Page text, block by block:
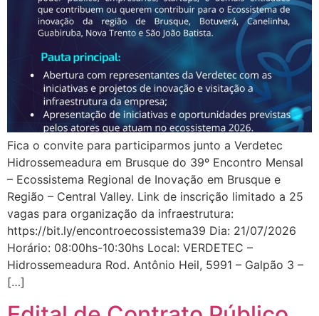
Fica o convite para participarmos junto a Verdetec
Hidrossemeadura em Brusque do 39º Encontro Mensal
– Ecossistema Regional de Inovação em Brusque e
Região – Central Valley. Link de inscrição limitado a 25
vagas para organização da infraestrutura:
https://bit.ly/encontroecossistema39 Dia: 21/07/2026
Horário: 08:00hs-10:30hs Local: VERDETEC –
Hidrossemeadura Rod. Antônio Heil, 5991 – Galpão 3 –
[…]